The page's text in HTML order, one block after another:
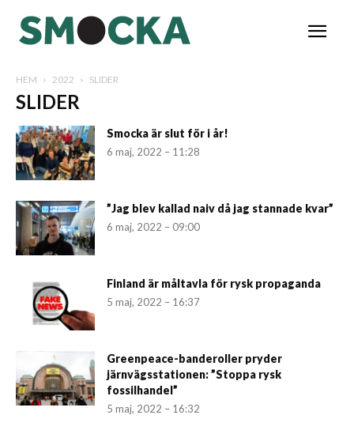
HEM 2022 SLIDER
SLIDER
Smocka är slut för i år!
6 maj, 2022 – 11:28
”Jag blev kallad naiv då jag stannade kvar”
6 maj, 2022 – 09:00
Finland är måltavla för rysk propaganda
5 maj, 2022 – 16:37
Greenpeace-banderoller pryder
järnvägsstationen: ”Stoppa rysk
fossilhandel”
5 maj, 2022 – 16:32